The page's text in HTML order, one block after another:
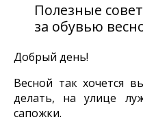
Полезные
за обувью
Добрый день!
Весной так хочется
делать, на улице
сапожки.